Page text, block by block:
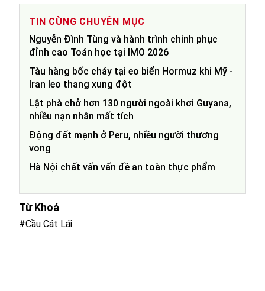
TIN CÙNG CHUYÊN MỤC
Nguyễn Đình Tùng và hành trình chinh phục
đỉnh cao Toán học tại IMO 2026
Tàu hàng bốc cháy tại eo biển Hormuz khi Mỹ -
Iran leo thang xung đột
Lật phà chở hơn 130 người ngoài khơi Guyana,
nhiều nạn nhân mất tích
Động đất mạnh ở Peru, nhiều người thương
vong
Hà Nội chất vấn vấn đề an toàn thực phẩm
Từ Khoá
#Cầu Cát Lái